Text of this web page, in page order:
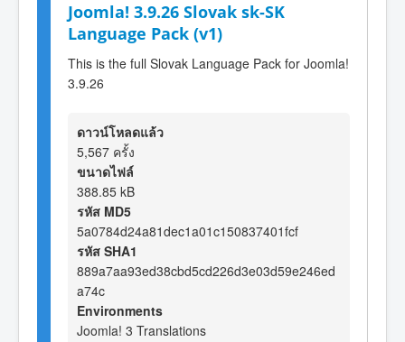
Joomla! 3.9.26 Slovak sk-SK
Language Pack (v1)
This is the full Slovak Language Pack for Joomla!
3.9.26
ดาวน์โหลดแล้ว
5,567 ครั้ง
ขนาดไฟล์
388.85 kB
รหัส MD5
5a0784d24a81dec1a01c150837401fcf
รหัส SHA1
889a7aa93ed38cbd5cd226d3e03d59e246ed
a74c
Environments
Joomla! 3 Translations